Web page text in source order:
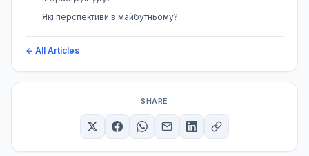
Які перспективи в майбутньому?
← All Articles
SHARE